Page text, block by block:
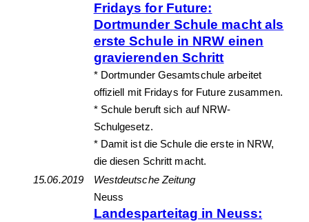
Fridays for Future:
Dortmunder Schule macht als
erste Schule in NRW einen
gravierenden Schritt
* Dortmunder Gesamtschule arbeitet
offiziell mit Fridays for Future zusammen.
* Schule beruft sich auf NRW-
Schulgesetz.
* Damit ist die Schule die erste in NRW,
die diesen Schritt macht.
15.06.2019
Westdeutsche Zeitung
Neuss
Landesparteitag in Neuss: